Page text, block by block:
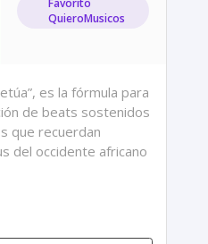
Favorito
QuieroMusicos
es la fórmula para
de beats sostenidos
que recuerdan
del occidente africano